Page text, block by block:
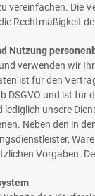
vereinfachen. Die
Rechtmäßigkeit
Nutzung
verwenden wir
ist für den
DSGVO und ist
lediglich unsere
Neben den in
Vorgaben.